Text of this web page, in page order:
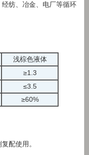
纺、冶金、电厂等循环
浅棕色液体
≥1.3
≤3.5
≥60%
配使用。